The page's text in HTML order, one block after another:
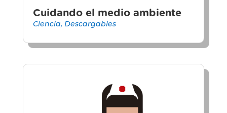
Cuidando el medio ambiente
Ciencia, Descargables